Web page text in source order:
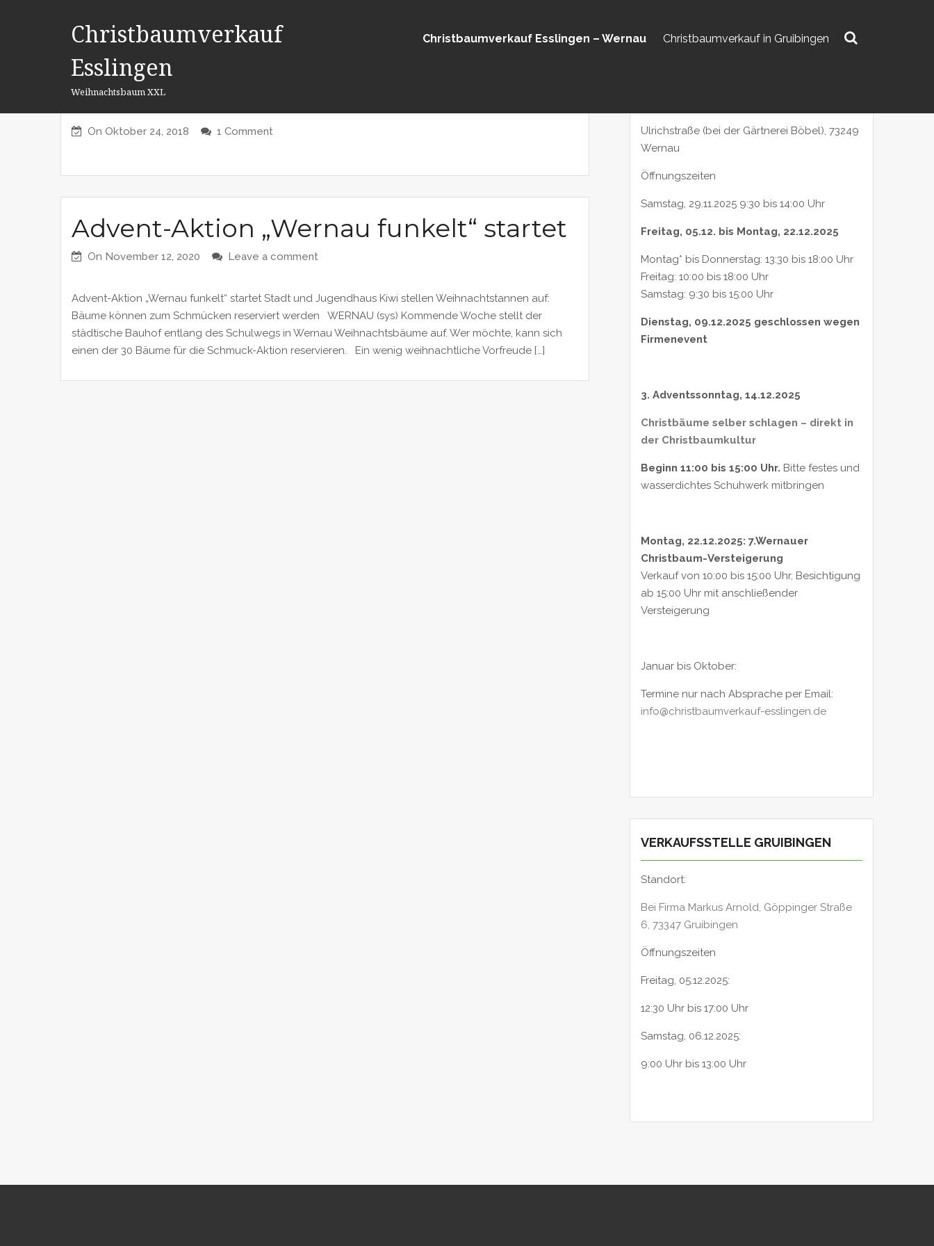
Christbaumverkauf
Esslingen
Weihnachtsbaum XXL
Christbaumverkauf Esslingen – Wernau Christbaumverkauf in Gruibingen
nach:
CHRISTBÄUME
Aktuelles zum Christbaumverkauf in
Wernau
On Oktober 24, 2018 1 Comment
Advent-Aktion „Wernau funkelt“ startet
On November 12, 2020 Leave a comment
Advent-Aktion „Wernau funkelt“ startet Stadt und Jugendhaus Kiwi stellen Weihnachtstannen auf:
Bäume können zum Schmücken reserviert werden WERNAU (sys) Kommende Woche stellt der
städtische Bauhof entlang des Schulwegs in Wernau Weihnachtsbäume auf. Wer möchte, kann sich
einen der 30 Bäume für die Schmuck-Aktion reservieren. Ein wenig weihnachtliche Vorfreude […]
Ulrichstraße (bei der Gärtnerei Böbel), 73249
Wernau
Öffnungszeiten
Samstag, 29.11.2025 9:30 bis 14:00 Uhr
Freitag, 05.12. bis Montag, 22.12.2025
Montag* bis Donnerstag: 13:30 bis 18:00 Uhr
Freitag: 10:00 bis 18:00 Uhr
Samstag: 9:30 bis 15:00 Uhr
Dienstag, 09.12.2025 geschlossen wegen
Firmenevent
3. Adventssonntag, 14.12.2025
Christbäume selber schlagen – direkt in
der Christbaumkultur
Beginn 11:00 bis 15:00 Uhr. Bitte festes und
wasserdichtes Schuhwerk mitbringen
Montag, 22.12.2025: 7.Wernauer
Christbaum-Versteigerung
Verkauf von 10:00 bis 15:00 Uhr, Besichtigung
ab 15:00 Uhr mit anschließender
Versteigerung
Januar bis Oktober:
Termine nur nach Absprache per Email:
info@christbaumverkauf-esslingen.de
VERKAUFSSTELLE GRUIBINGEN
Standort:
Bei Firma Markus Arnold, Göppinger Straße
6, 73347 Gruibingen
Öffnungszeiten
Freitag, 05.12.2025:
12:30 Uhr bis 17:00 Uhr
Samstag, 06.12.2025:
9:00 Uhr bis 13:00 Uhr